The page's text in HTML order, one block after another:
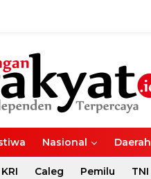
Nasional Daerah
KRI Caleg Pemilu TNI